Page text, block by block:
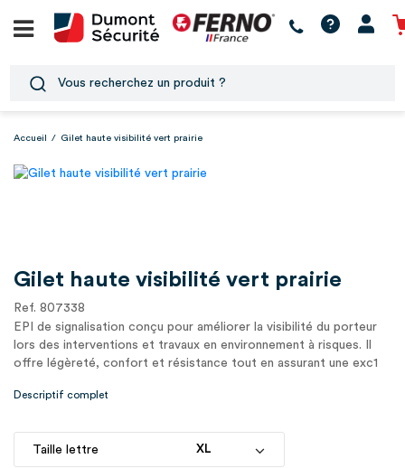
Accueil / Gilet haute visibilité vert prairie
Gilet haute visibilité vert prairie
Ref. 807338
EPI de signalisation conçu pour améliorer la visibilité du porteur
lors des interventions et travaux en environnement à risques. Il
offre légèreté, confort et résistance tout en assurant une exc1
Descriptif complet
Taille lettre